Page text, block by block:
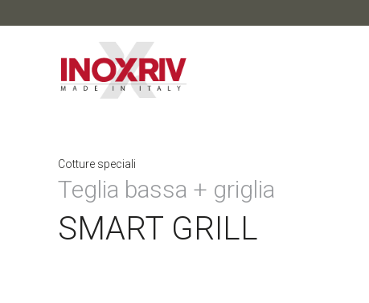
Cotture speciali
Teglia bassa + griglia
SMART GRILL